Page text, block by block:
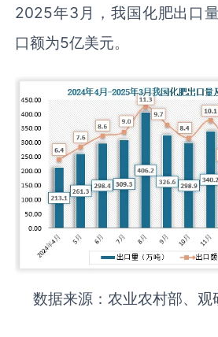
2025年3月，我国化肥出口
口额为5亿美元。
数据来源：农业农村部、观